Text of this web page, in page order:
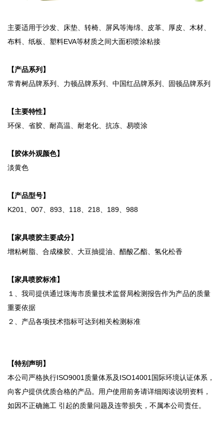
主要适用于沙发、床垫、转椅、屏风等海绵、皮革、厚皮、木材、
布料、纸板、塑料EVA等材质之间大面积喷涂粘接
【产品系列】
常青树品牌系列、力顿品牌系列、中国红品牌系列、固顿品牌系列
【主要特性】
环保、省胶、耐高温、耐老化、抗冻、易喷涂
【胶体外观颜色】
淡黄色
【产品型号】
K201、007、893、118、218、189、988
【家具喷胶主要成分】
增粘树脂、合成橡胶、大豆抽提油、醋酸乙酯、氢化松香
【家具喷胶标准】
１、我司提供通过珠海市质量技术监督局检测报告作为产品的质量
重要依据
２、产品各项技术指标可达到相关检测标准
【特别声明】
本公司严格执行ISO9001质量体系及ISO14001国际环境认证体系，
向客户提供优质合格的产品。用户使用前务请详细阅读说明资料，
如因不正确施工 引起的质量问题及连带损失，不属本公司责任。